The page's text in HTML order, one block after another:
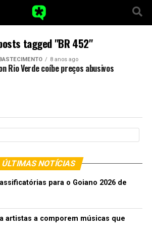
tagged "BR 452"
8 anos ago
Rio Verde coíbe preços abusivos
ÚLTIMAS NOTÍCIAS
para o Goiano 2026 de
artistas a comporem músicas que